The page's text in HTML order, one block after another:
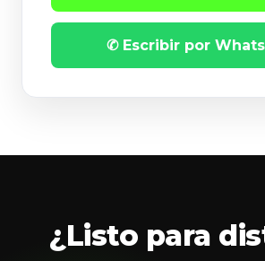
✆ Escribir por
¿Listo para